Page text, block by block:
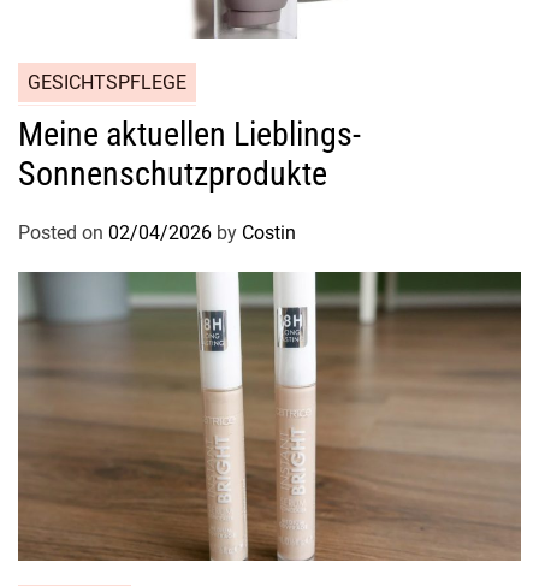
GESICHTSPFLEGE
Meine aktuellen Lieblings-
Sonnenschutzprodukte
Posted on 02/04/2026 by Costin